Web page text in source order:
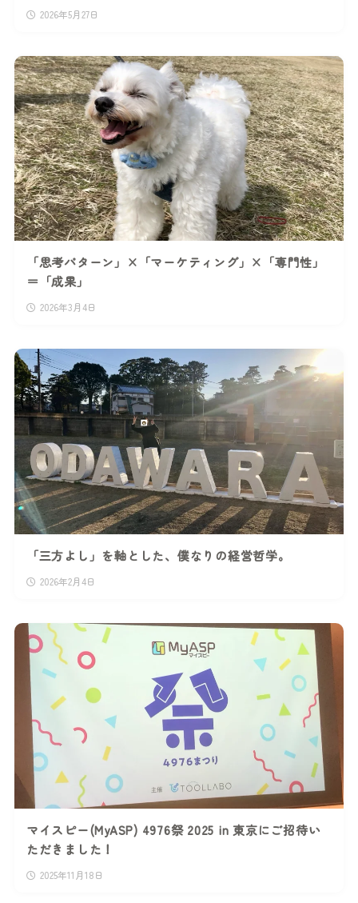
2026年5月27日
「思考パターン」×「マーケティング」×「専門性」
＝「成果」
2026年3月4日
「三方よし」を軸とした、僕なりの経営哲学。
2026年2月4日
マイスピー(MyASP) 4976祭 2025 in 東京にご招待い
ただきました！
2025年11月18日